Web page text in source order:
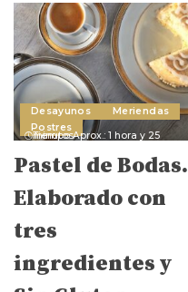
Desayunos
Meriendas
Postres
Tiempo Aprox.: 1 hora y 25 minutos
Pastel de Bodas.
Elaborado con
tres
ingredientes y